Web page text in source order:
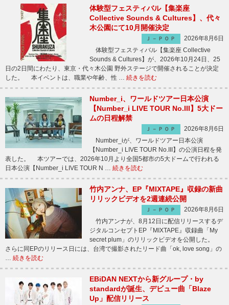
体験型フェスティバル【集楽座
Collective Sounds & Cultures】、代々
木公園にて10月開催決定
Ｊ－ＰＯＰ
2026年8月6日
体験型フェスティバル【集楽座 Collective
Sounds & Cultures】が、2026年10月24日、25
日の2日間にわたり、東京・代々木公園 野外ステージで開催されることが決定
した。 本イベントは、職業や年齢、性 … 続きを読む
Number_i、ワールドツアー日本公演
【Number_i LIVE TOUR No.III】5大ドー
ムの日程解禁
Ｊ－ＰＯＰ
2026年8月6日
Number_iが、ワールドツアー日本公演
【Number_i LIVE TOUR No.III】の公演日程を発
表した。 本ツアーでは、2026年10月より全国5都市の5大ドームで行われる
日本公演【Number_i LIVE TOUR N … 続きを読む
竹内アンナ、EP『MIXTAPE』収録の新曲
リリックビデオを2週連続公開
Ｊ－ＰＯＰ
2026年8月6日
竹内アンナが、8月12日に配信リリースするデ
ジタルコンセプトEP『MIXTAPE』収録曲「My
secret plum」のリリックビデオを公開した。
さらに同EPのリリース日には、台湾で撮影されたリード曲「ok, love song」の
… 続きを読む
EBiDAN NEXTから新グループ・by
standardが誕生、デビュー曲「Blaze
Up」配信リリース